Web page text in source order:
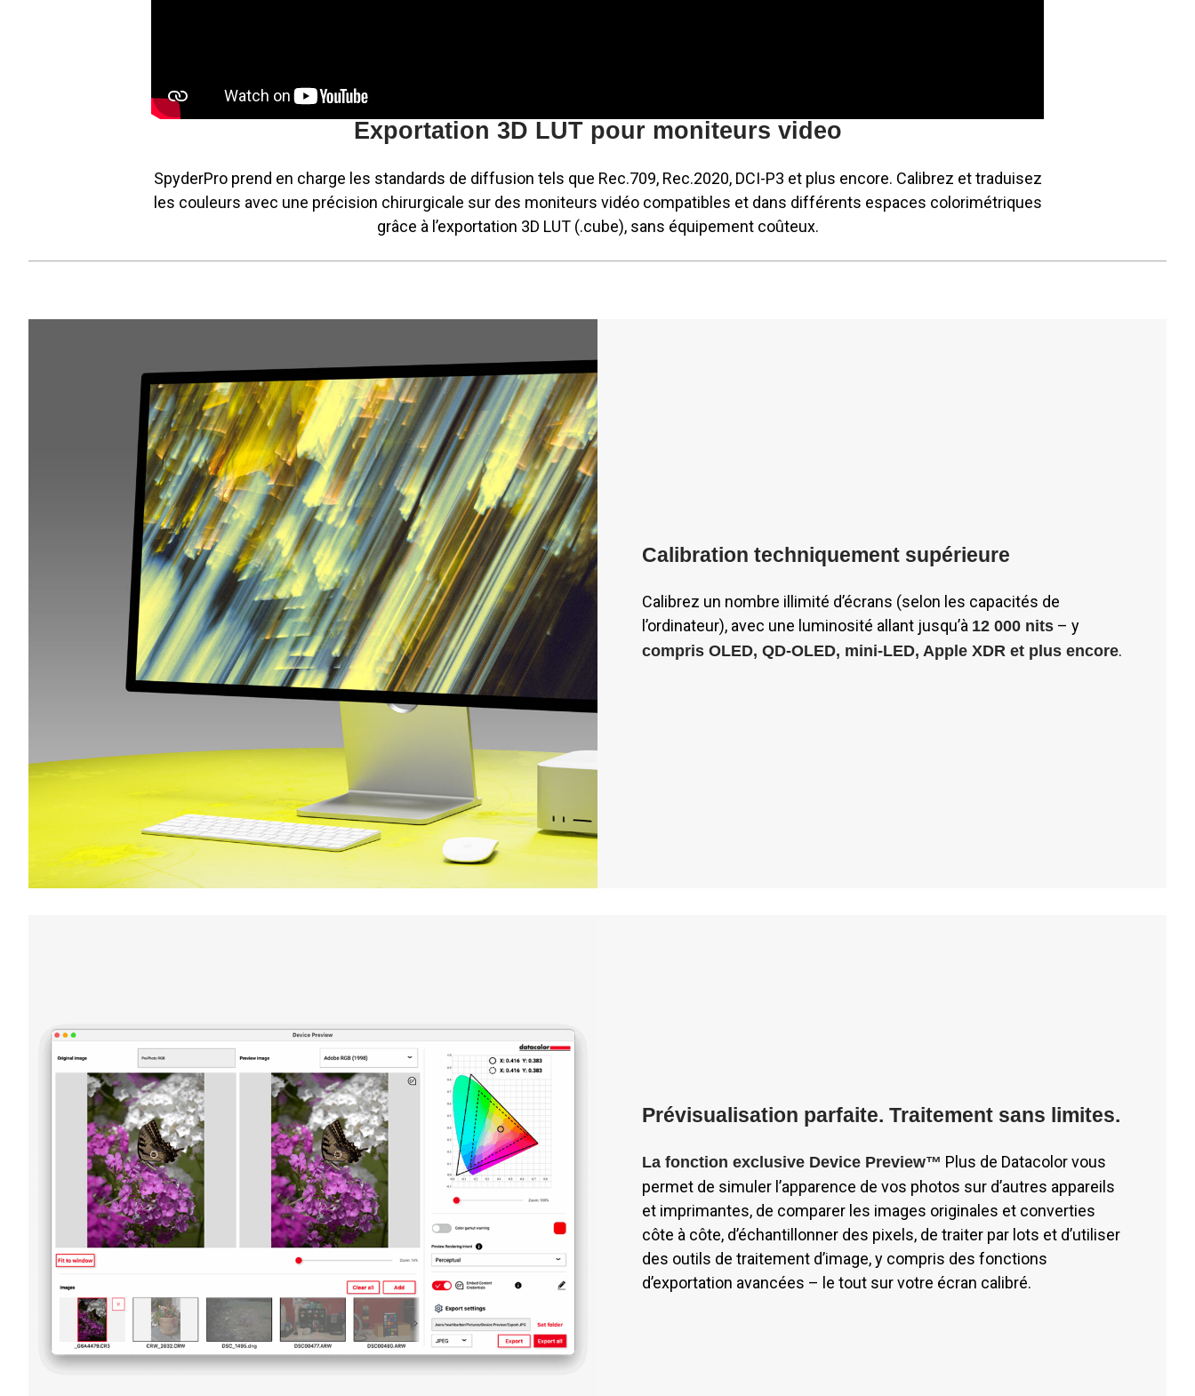
Exportation 3D LUT pour moniteurs video
SpyderPro prend en charge les standards de diffusion tels que Rec.709, Rec.2020, DCI-P3 et plus encore. Calibrez et traduisez
les couleurs avec une précision chirurgicale sur des moniteurs vidéo compatibles et dans différents espaces colorimétriques
grâce à l’exportation 3D LUT (.cube), sans équipement coûteux.
Calibration techniquement supérieure
Calibrez un nombre illimité d’écrans (selon les capacités de
l’ordinateur), avec une luminosité allant jusqu’à 12 000 nits – y
compris OLED, QD-OLED, mini-LED, Apple XDR et plus encore.
Prévisualisation parfaite. Traitement sans limites.
La fonction exclusive Device Preview™ Plus de Datacolor vous
permet de simuler l’apparence de vos photos sur d’autres appareils
et imprimantes, de comparer les images originales et converties
côte à côte, d’échantillonner des pixels, de traiter par lots et d’utiliser
des outils de traitement d’image, y compris des fonctions
d’exportation avancées – le tout sur votre écran calibré.